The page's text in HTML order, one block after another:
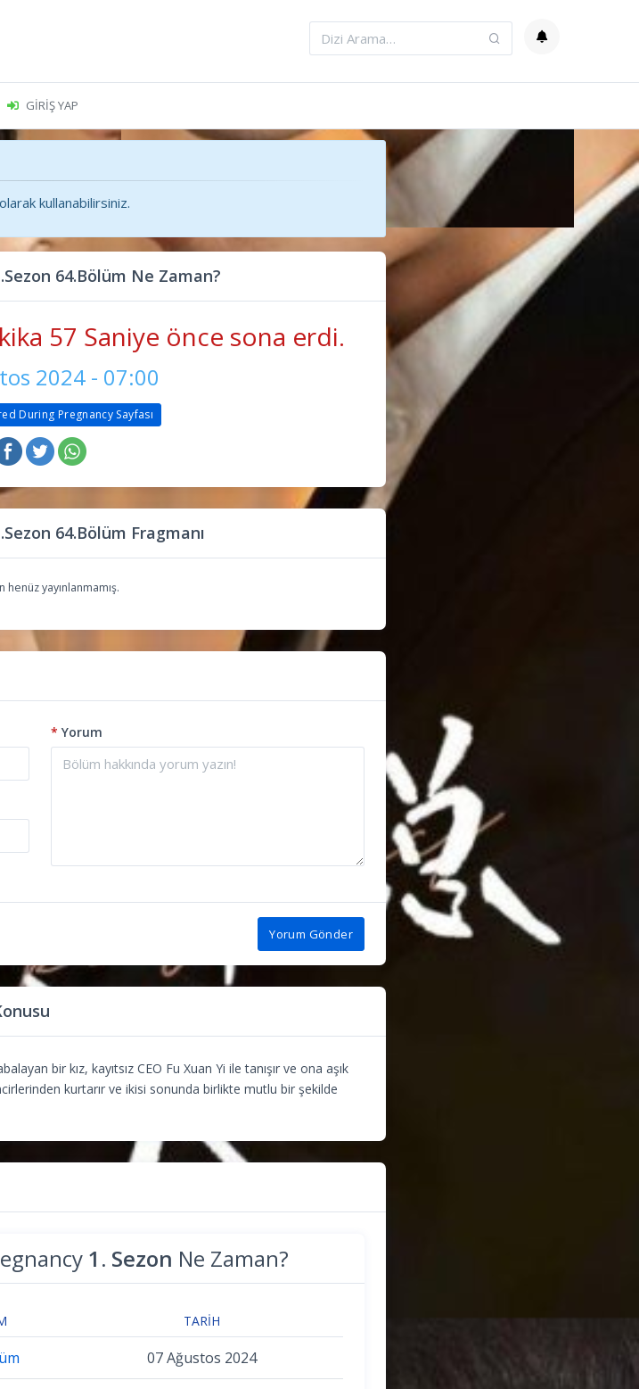
GIRIŞ YAP
kullanabilirsiniz.
64.Bölüm Ne Zaman?
59 Saniye önce sona erdi.
2024 - 07:00
During Pregnancy Sayfası
64.Bölüm Fragmanı
henüz yayınlanmamış.
* Yorum
Yorum Gönder
bir kız, kayıtsız CEO Fu Xuan Yi ile tanışır ve ona aşık
kurtarır ve ikisi sonunda birlikte mutlu bir şekilde
1. Sezon Ne Zaman?
TARIH
07 Ağustos 2024